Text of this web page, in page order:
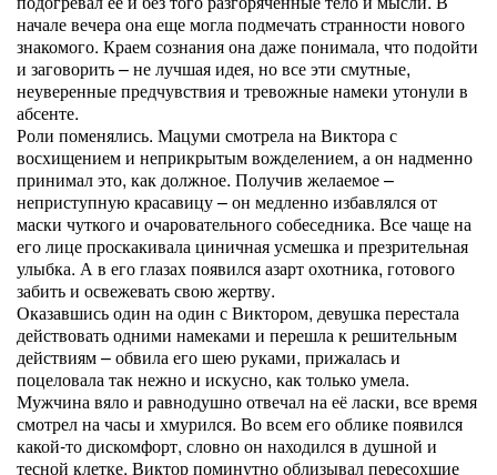
начале вечера она еще могла подмечать странности нового
знакомого. Краем сознания она даже понимала, что подойти
и заговорить – не лучшая идея, но все эти смутные,
неуверенные предчувствия и тревожные намеки утонули в
абсенте.
Роли поменялись. Мацуми смотрела на Виктора с
восхищением и неприкрытым вожделением, а он надменно
принимал это, как должное. Получив желаемое –
неприступную красавицу – он медленно избавлялся от
маски чуткого и очаровательного собеседника. Все чаще на
его лице проскакивала циничная усмешка и презрительная
улыбка. А в его глазах появился азарт охотника, готового
забить и освежевать свою жертву.
Оказавшись один на один с Виктором, девушка перестала
действовать одними намеками и перешла к решительным
действиям – обвила его шею руками, прижалась и
поцеловала так нежно и искусно, как только умела.
Мужчина вяло и равнодушно отвечал на её ласки, все время
смотрел на часы и хмурился. Во всем его облике появился
какой-то дискомфорт, словно он находился в душной и
тесной клетке. Виктор поминутно облизывал пересохшие